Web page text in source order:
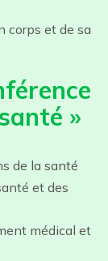
corps et de sa
»
de la santé
et des
médical et